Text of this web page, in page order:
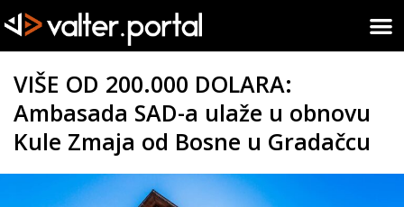
VIŠE OD 200.000 DOLARA:
Ambasada SAD-a ulaže u obnovu
Kule Zmaja od Bosne u Gradačcu